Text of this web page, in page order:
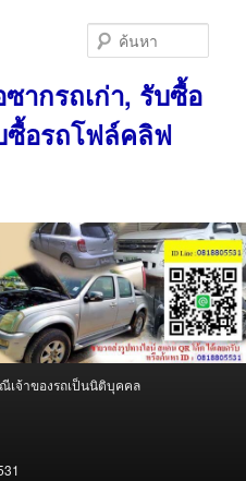
ากรถเก่า, รับซื้อ
ซื้อรถโฟล์คลิฟ
เจ้าของรถเป็นนิติบุคคล